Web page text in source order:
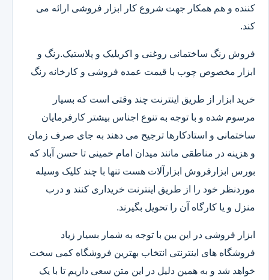
کننده و هم همکار جهت شروع کار ابزار فروشی ارائه می
کند.
فروش رنگ ساختمانی روغنی و اکریلیک و پلاستیک.رنگ و
ابزار مخصوص چوب با قیمت عمده فروشی و کارخانه رنگ
خرید ابزار از طریق اینترنت چند وقتی است که بسیار
مرسوم شده و با توجه به تنوع اجناس بیشتر کارفرمایان
ساختمانی و استادکارها ترجیح می دهند به جای صرف زمان
و هزینه در مناطقی مانند میدان امام خمینی تا حسن آباد که
بورس ابزارفروش ابزارآلات هست تنها با چند کلیک وسیله
موردنظر خود را از طریق اینترنت خریداری کنند و درب
منزل و یا کارگاه آن را تحویل بگیرند.
ابزار فروشی در این بین با توجه به شمار بسیار زیاد
فروشگاه های اینترنتی انتخاب بهترین فروشگاه کمی سخت
خواهد شد و به همین دلیل در این متن سعی داریم تا با یک